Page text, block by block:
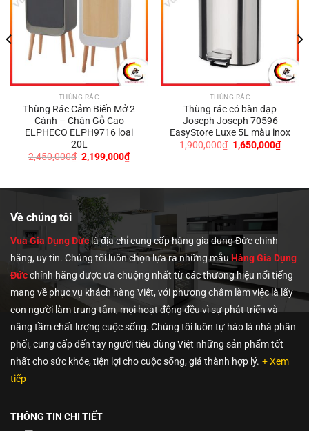
THÙNG RÁC
Thùng Rác Cảm Biến Mở 2
Cánh – Chân Gỗ Cao
ELPHECO ELPH9716 loại
20L
2,450,000₫ Giá
gốc
2,199,000₫Giá
hiện
2,199,000₫.
THÙNG RÁC
Thùng rác có bàn đạp
Joseph Joseph 70596
EasyStore Luxe 5L màu inox
1,900,000₫ Giá
gốc
1,650,000₫Giá
hiện
Về chúng tôi
Vua Gia Dụng Đứclà địa chỉ cung cấp hàng gia dụng Đức chính
hãng, uy tín. Chúng tôiluôn chọn lựa ra những mẫu Hàng Gia Dụng
Đứcchính hãng được ưa chuộng nhất từ các thương hiệu nổi tiếng
mang về phục vụ khách hàng Việt, với phương châm làm việc là lấy
con người làm trung tâm, mọi hoạt động đều vì sự phát triển và
nâng tầm chất lượng cuộc sống. Chúng tôi luôn tự hào là nhà phân
phối, cung cấp đến tay người tiêu dùng Việt những sản phẩm tốt
nhất cho sức khỏe, tiện lợi cho cuộc sống, giá thành hợp lý. + Xem
tiếp
THÔNG TIN CHI TIẾT